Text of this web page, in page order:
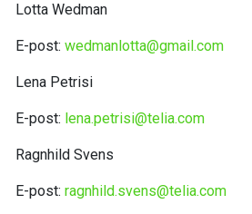
Lotta Wedman
E-post: wedmanlotta@gmail.com
Lena Petrisi
E-post: lena.petrisi@telia.com
Ragnhild Svens
E-post: ragnhild.svens@telia.com